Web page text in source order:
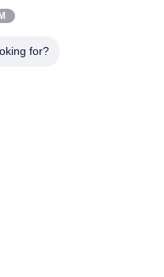
30KM 40G ER4 QSFP+
for?